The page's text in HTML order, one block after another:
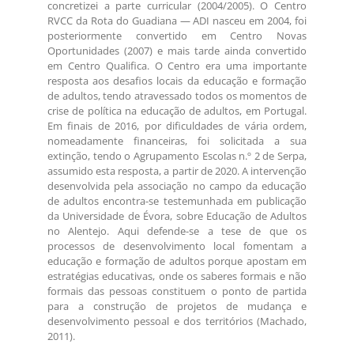
concretizei a parte curricular (2004/2005). O Centro
RVCC da Rota do Guadiana — ADI nasceu em 2004, foi
posteriormente convertido em Centro Novas
Oportunidades (2007) e mais tarde ainda convertido
em Centro Qualifica. O Centro era uma importante
resposta aos desafios locais da educação e formação
de adultos, tendo atravessado todos os momentos de
crise de política na educação de adultos, em Portugal.
Em finais de 2016, por dificuldades de vária ordem,
nomeadamente financeiras, foi solicitada a sua
extinção, tendo o Agrupamento Escolas n.º 2 de Serpa,
assumido esta resposta, a partir de 2020. A intervenção
desenvolvida pela associação no campo da educação
de adultos encontra-se testemunhada em publicação
da Universidade de Évora, sobre Educação de Adultos
no Alentejo. Aqui defende-se a tese de que os
processos de desenvolvimento local fomentam a
educação e formação de adultos porque apostam em
estratégias educativas, onde os saberes formais e não
formais das pessoas constituem o ponto de partida
para a construção de projetos de mudança e
desenvolvimento pessoal e dos territórios (Machado,
2011).